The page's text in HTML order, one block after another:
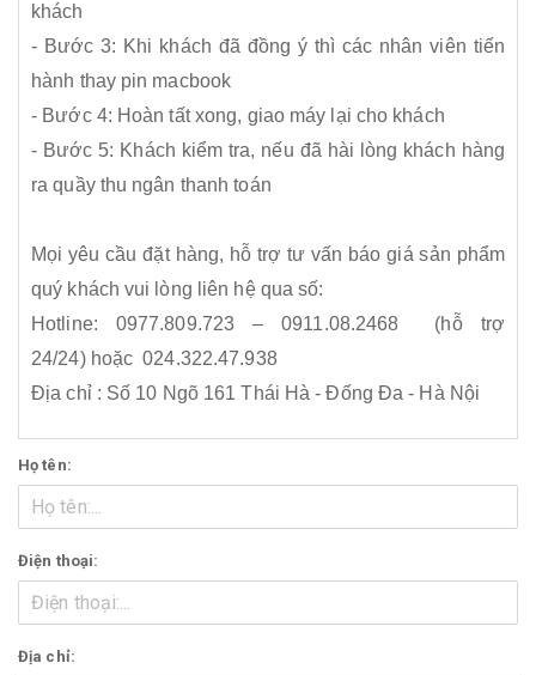
khách
- Bước 3: Khi khách đã đồng ý thì các nhân viên tiến
hành thay pin macbook
- Bước 4: Hoàn tất xong, giao máy lại cho khách
- Bước 5: Khách kiểm tra, nếu đã hài lòng khách hàng
ra quầy thu ngân thanh toán
Mọi yêu cầu đặt hàng, hỗ trợ tư vấn báo giá sản phẩm
quý khách vui lòng liên hệ qua số:
Hotline: 0977.809.723 – 0911.08.2468 (hỗ trợ
24/24) hoặc 024.322.47.938
Địa chỉ : Số 10 Ngõ 161 Thái Hà - Đống Đa - Hà Nội
Họ tên:
Điện thoại:
Địa chỉ: